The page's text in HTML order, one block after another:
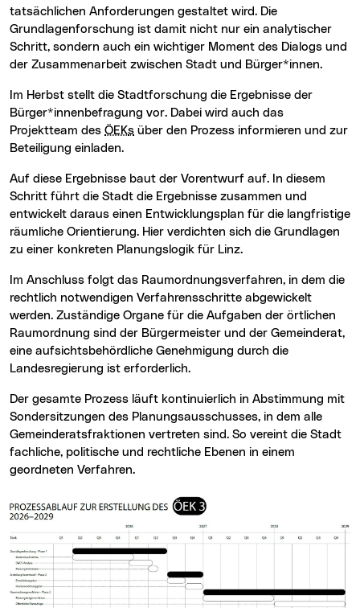
tatsächlichen Anforderungen gestaltet wird. Die
Grundlagenforschung ist damit nicht nur ein analytischer
Schritt, sondern auch ein wichtiger Moment des Dialogs und
der Zusammenarbeit zwischen Stadt und Bürger*innen.
Bürger*innenbefragung vor. Dabei wird auch das
Projektteam des ÖEKs über den Prozess informieren und zur
Beteiligung einladen.
Auf diese Ergebnisse baut der Vorentwurf auf. In diesem
Schritt führt die Stadt die Ergebnisse zusammen und
entwickelt daraus einen Entwicklungsplan für die langfristige
räumliche Orientierung. Hier verdichten sich die Grundlagen
zu einer konkreten Planungslogik für Linz.
rechtlich notwendigen Verfahrensschritte abgewickelt
werden. Zuständige Organe für die Aufgaben der örtlichen
Raumordnung sind der Bürgermeister und der Gemeinderat,
eine aufsichtsbehördliche Genehmigung durch die
Landesregierung ist erforderlich.
Der gesamte Prozess läuft kontinuierlich in Abstimmung mit
Sondersitzungen des Planungsausschusses, in dem alle
Gemeinderatsfraktionen vertreten sind. So vereint die Stadt
fachliche, politische und rechtliche Ebenen in einem
geordneten Verfahren.